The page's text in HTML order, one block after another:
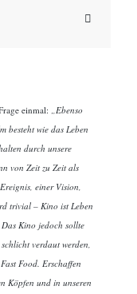

einmal:
„Ebenso
besteht wie das Leben
durch unsere
von Zeit zu Zeit als
einer Vision,
trivial – Kino ist Leben
Kino jedoch sollte
verdaut werden,
Food. Erschaffen
Köpfen und in unseren